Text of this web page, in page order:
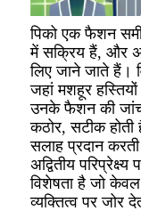
पिको एक फैशन
में सक्रिय हैं, और
लिए जाने जाते हैं।
जहां मशहूर
उनके फैशन की जांच
कठोर, सटीक
सलाह प्रदान
अद्वितीय
विशेषता है जो केवल
व्यक्तित्व पर जोर